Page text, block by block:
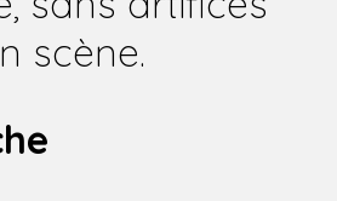
scène.